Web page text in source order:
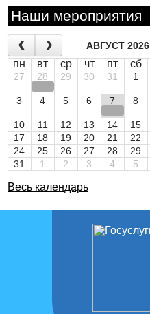
Наши мероприятия
АВГУСТ 2026
пн вт ср чт пт сб
27 28 29 30 31 1
3 4 5 6 7 8
10 11 12 13 14 15
17
18 19 20 21 22
24
25 26 27 28 29
31
1 2 3 4 5
Весь календарь